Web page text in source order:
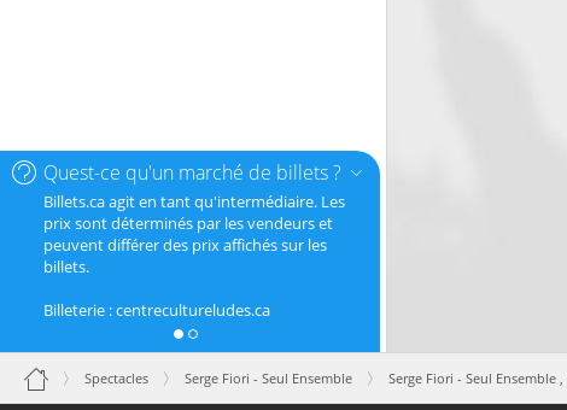
Quest-ce qu'un marché de billets ?
Billets.ca agit en tant qu'intermédiaire. Les
prix sont déterminés par les vendeurs et
peuvent différer des prix affichés sur les
billets.
Billeterie : centrecultureludes.ca
Spectacles Serge Fiori - Seul Ensemble Serge Fiori - Seul Ensemble ,